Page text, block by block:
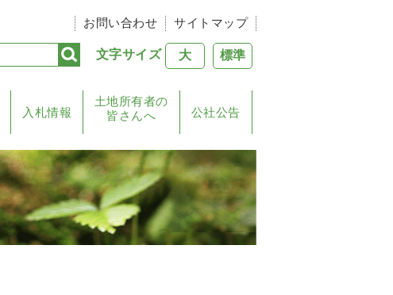
お問い合わせ サイトマップ
文字サイズ 標準
大
入札情報
土地所有者の
皆さんへ
公社公告